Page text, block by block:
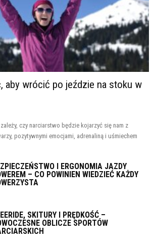
aby wrócić po jeździe na stoku w
czy narciarstwo będzie kojarzyć się nam z
pozytywnymi emocjami, adrenaliną i uśmiechem
I ERGONOMIA JAZDY
– CO POWINIEN WIEDZIEĆ KAŻDY
SKITURY I PRĘDKOŚĆ –
OBLICZE SPORTÓW